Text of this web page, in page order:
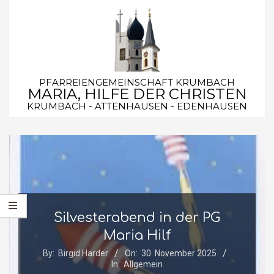
PFARREIENGEMEINSCHAFT KRUMBACH
MARIA, HILFE DER CHRISTEN
KRUMBACH - ATTENHAUSEN - EDENHAUSEN
Secondary
Silvesterabend in der PG
Maria Hilf
By: Birgid Harder On: 30. November 2025
In: Allgemein